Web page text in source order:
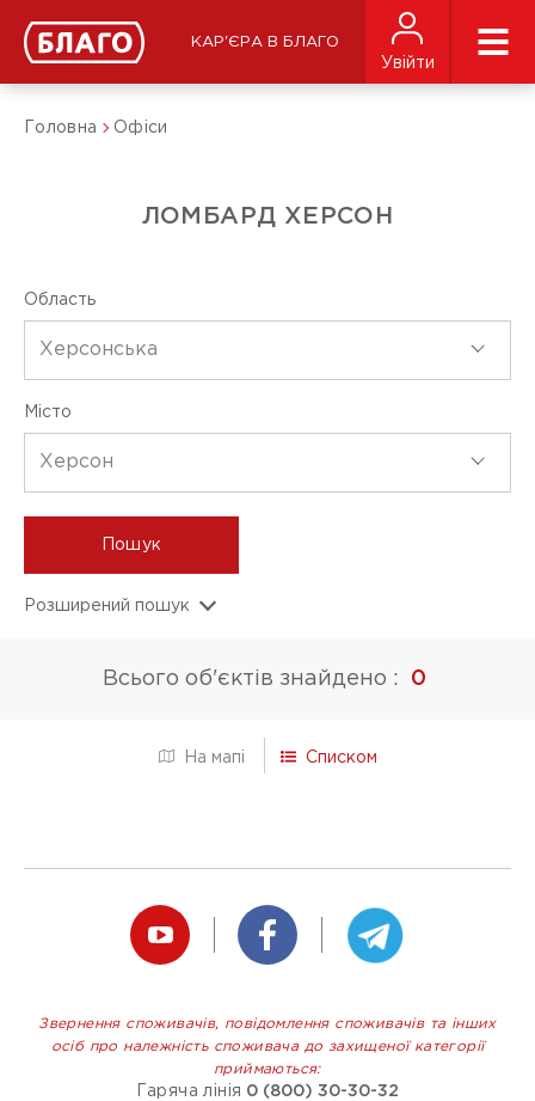
КАР'ЄРА В БЛАГО
Увійти
Головна Офіси
ЛОМБАРД ХЕРСОН
Область
Херсонська
Місто
Херсон
Пошук
Розширений пошук
Прийом золота/срібла
Продаж технік
Кредит без застави
Безбарєрність
Всього об'єктів знайдено : 0
На мапі Списком
Звернення споживачів, повідомлення споживачів та інших
осіб про належність споживача до захищеної категорії
приймаються:
Гаряча лінія 0 (800) 30-30-32